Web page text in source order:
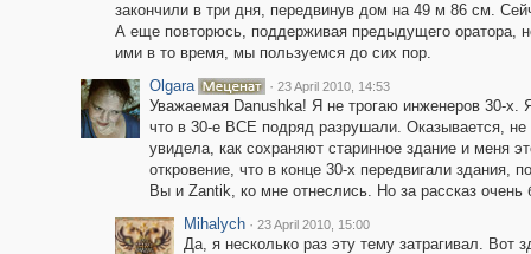
закончили в три дня, передвинув дом на 49 м 86 см.
А еще повторюсь, поддерживая предыдущего оратора,
ими в то время, мы пользуемся до сих пор.
Olgara
· 23 April 2010, 14:53
Уважаемая Danushka! Я не трогаю инженеров 30-
что в 30-е ВСЕ подряд разрушали. Оказывается,
увидела, как сохраняют старинное здание и меня
откровение, что в конце 30-х передвигали здания,
Вы и Zantik, ко мне отнеслись. Но за рассказ очень
Mihalych · 23 April 2010, 15:00
Да, я несколько раз эту тему затрагивал. Вот